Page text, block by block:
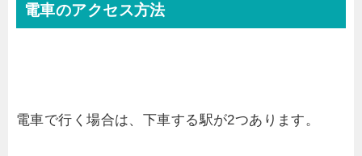
電車のアクセス方法
電車で行く場合は、下車する駅が2つあります。